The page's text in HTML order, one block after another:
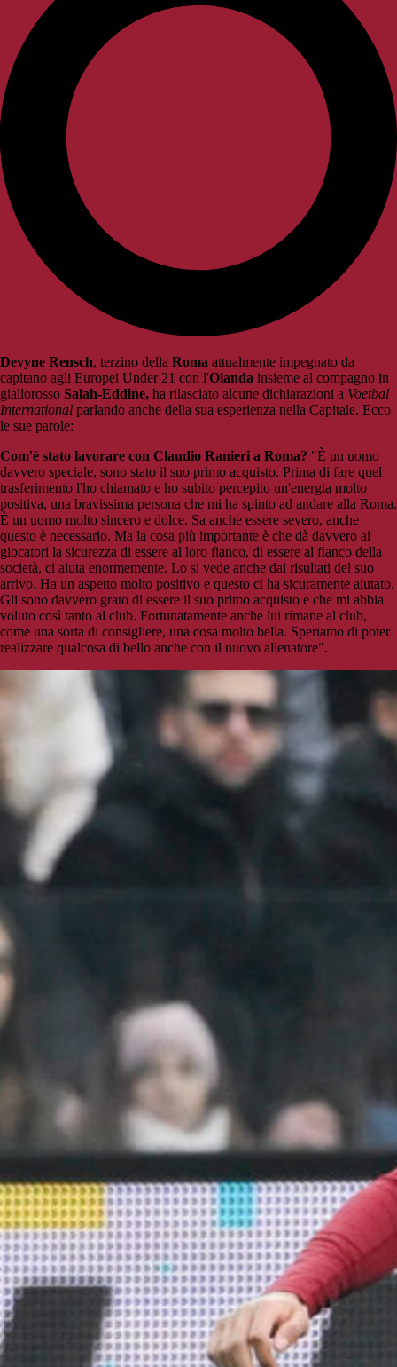
Devyne Rensch, terzino della Roma attualmente impegnato da
capitano agli Europei Under 21 con l'Olanda insieme al compagno in
giallorosso Salah-Eddine, ha rilasciato alcune dichiarazioni a Voetbal
International parlando anche della sua esperienza nella Capitale. Ecco
le sue parole:
Com'è stato lavorare con Claudio Ranieri a Roma? "È un uomo
davvero speciale, sono stato il suo primo acquisto. Prima di fare quel
trasferimento l'ho chiamato e ho subito percepito un'energia molto
positiva, una bravissima persona che mi ha spinto ad andare alla Roma.
È un uomo molto sincero e dolce. Sa anche essere severo, anche
questo è necessario. Ma la cosa più importante è che dà davvero ai
giocatori la sicurezza di essere al loro fianco, di essere al fianco della
società, ci aiuta enormemente. Lo si vede anche dai risultati del suo
arrivo. Ha un aspetto molto positivo e questo ci ha sicuramente aiutato.
Gli sono davvero grato di essere il suo primo acquisto e che mi abbia
voluto così tanto al club. Fortunatamente anche lui rimane al club,
come una sorta di consigliere, una cosa molto bella. Speriamo di poter
realizzare qualcosa di bello anche con il nuovo allenatore".